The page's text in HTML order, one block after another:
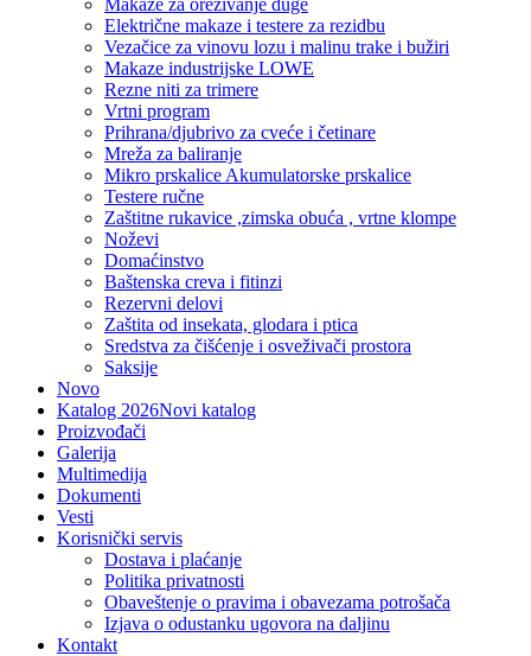
Makaze za orezivanje duge
Električne makaze i testere za rezidbu
Vezačice za vinovu lozu i malinu trake i bužiri
Makaze industrijske LOWE
Rezne niti za trimere
Vrtni program
Prihrana/djubrivo za cveće i četinare
Mreža za baliranje
Mikro prskalice Akumulatorske prskalice
Testere ručne
Zaštitne rukavice ,zimska obuća , vrtne klompe
Noževi
Domaćinstvo
Baštenska creva i fitinzi
Rezervni delovi
Zaštita od insekata, glodara i ptica
Sredstva za čišćenje i osveživači prostora
Saksije
Novo
Katalog 2026Novi katalog
Proizvođači
Galerija
Multimedija
Dokumenti
Vesti
Korisnički servis
Dostava i plaćanje
Politika privatnosti
Obaveštenje o pravima i obavezama potrošača
Izjava o odustanku ugovora na daljinu
Kontakt